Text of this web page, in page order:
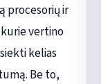
procesorių ir
vertino
kelias
Be to,